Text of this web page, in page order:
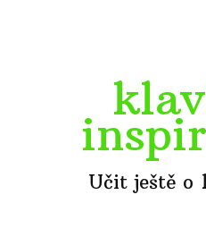
Učit ještě o